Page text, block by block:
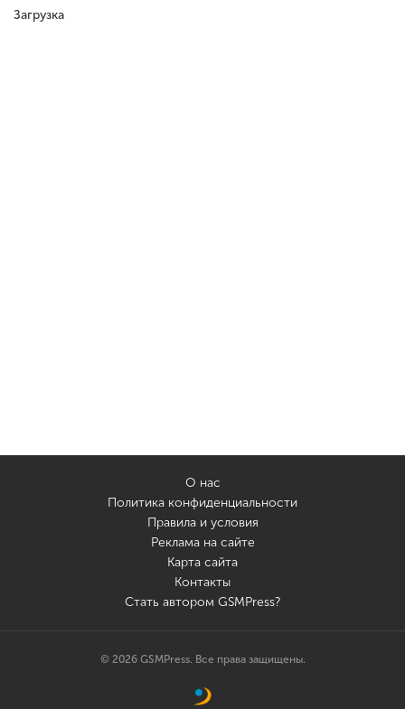
Загрузка
О нас
Политика конфиденциальности
Правила и условия
Реклама на сайте
Карта сайта
Контакты
Стать автором GSMPress?
© 2026 GSMPress. Все права защищены.